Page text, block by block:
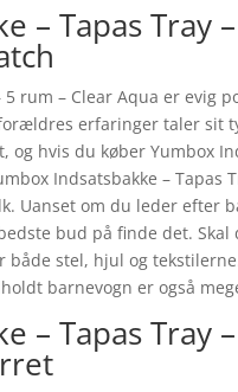
– Tapas Tray
5 rum – Clear Aqua er
erfaringer taler sit
hvis du køber Yumbox
Indsatsbakke – Tapas
Uanset om du leder efter
bud på finde det.
stel, hjul og
barnevogn er også
– Tapas Tray